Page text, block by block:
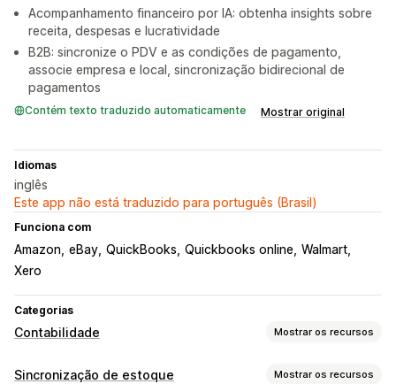
Acompanhamento financeiro por IA: obtenha insights sobre
receita, despesas e lucratividade
B2B: sincronize o PDV e as condições de pagamento,
associe empresa e local, sincronização bidirecional de
pagamentos
Contém texto traduzido automaticamente Mostrar original
Idiomas
inglês
Este app não está traduzido para português (Brasil)
Funciona com
Amazon eBay QuickBooks Quickbooks online Walmart
Xero
Categorias
Contabilidade Mostrar os recursos
Relatórios financeiros
Sincronização de estoque Mostrar os recursos